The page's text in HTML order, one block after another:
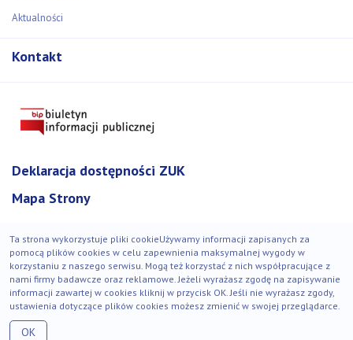
Aktualności
Kontakt
Ta strona wykorzystuje pliki cookieUżywamy informacji zapisanych za
pomocą plików cookies w celu zapewnienia maksymalnej wygody w
korzystaniu z naszego serwisu. Mogą też korzystać z nich współpracujące z
nami firmy badawcze oraz reklamowe. Jeżeli wyrażasz zgodę na zapisywanie
informacji zawartej w cookies kliknij w przycisk OK. Jeśli nie wyrażasz zgody,
ustawienia dotyczące plików cookies możesz zmienić w swojej przeglądarce.
OK
Deklaracja dostępności ZUK
Mapa Strony
© Zakład Usług Komunalnych 2018-2021. Wszystkie prawa
zastrzeżone.
Strona zgodna z WCAG 2.1